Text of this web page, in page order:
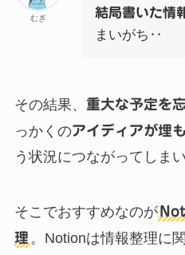
むぎ 結局書いた情
まいがち‥
その結果、 重大な予定を
っかくのアイディアが埋
う状況につながってしまい
そこでおすすめなのが
理 。Notionは情報整理に